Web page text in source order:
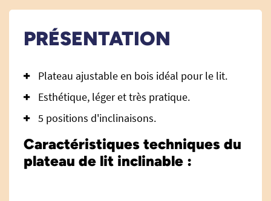
PRÉSENTATION
Plateau ajustable en bois idéal pour le lit.
Esthétique, léger et très pratique.
5 positions d'inclinaisons.
Caractéristiques techniques du
plateau de lit inclinable :